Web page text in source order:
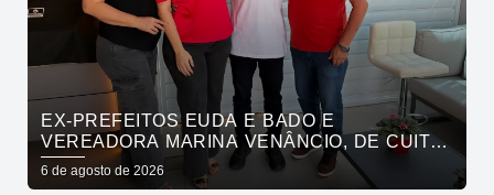
EX-PREFEITOS EUDA E BADO E
VEREADORA MARINA VENÂNCIO, DE CUITÉ,
REAFIRMAM APOIO A CÍCERO, VENEZIANO E
ANDRÉ GADELHA
6 de agosto de 2026